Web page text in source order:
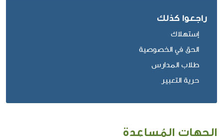
راجعوا كذلك
إستهلاك
الحق في الخصوصية
طلاب المدارس
حرية التعبير
الجهات المُساعِدة